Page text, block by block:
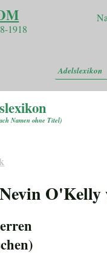
1918
Adelslexikon
Namen ohne Titel)